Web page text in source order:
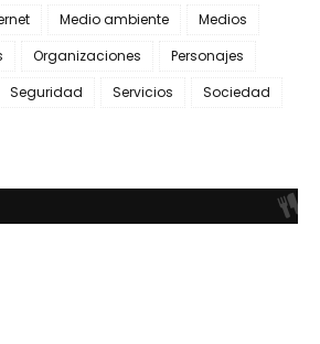
Medio ambiente
Medios
Organizaciones
Personajes
Seguridad Servicios
Sociedad